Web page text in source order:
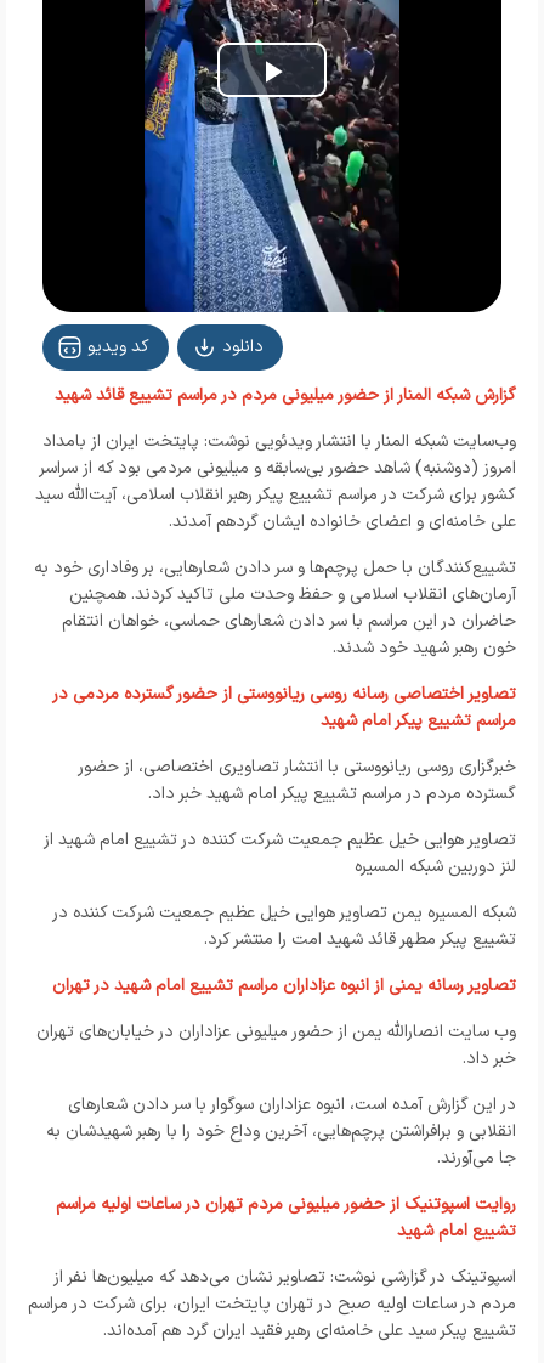
Play
Video
کد ویدیو
دانلود
گزارش شبکه المنار از حضور میلیونی مردم در مراسم تشییع قائد شهید
وب‌سایت شبکه المنار با انتشار ویدئویی نوشت: پایتخت ایران از بامداد
امروز (دوشنبه) شاهد حضور بی‌سابقه و میلیونی مردمی بود که از سراسر
کشور برای شرکت در مراسم تشییع پیکر رهبر انقلاب اسلامی، آیت‌الله سید
علی خامنه‌ای و اعضای خانواده ایشان گردهم آمدند.
تشییع‌کنندگان با حمل پرچم‌ها و سر دادن شعارهایی، بر وفاداری خود به
آرمان‌های انقلاب اسلامی و حفظ وحدت ملی تاکید کردند. همچنین
حاضران در این مراسم با سر دادن شعارهای حماسی، خواهان انتقام
خون رهبر شهید خود شدند.
تصاویر اختصاصی رسانه روسی ریانووستی از حضور گسترده مردمی در
مراسم تشییع پیکر امام شهید
خبرگزاری روسی ریانووستی با انتشار تصاویری اختصاصی، از حضور
گسترده مردم در مراسم تشییع پیکر امام شهید خبر داد.
تصاویر هوایی خیل عظیم جمعیت شرکت کننده در تشییع امام شهید از
لنز دوربین شبکه المسیره
شبکه المسیره یمن تصاویر هوایی خیل عظیم جمعیت شرکت کننده در
تشییع پیکر مطهر قائد شهید امت را منتشر کرد.
تصاویر رسانه یمنی از انبوه عزاداران مراسم تشییع امام شهید در تهران
وب سایت انصارالله یمن از حضور میلیونی عزاداران در خیابان‌های تهران
خبر داد.
در این گزارش آمده است، انبوه عزاداران سوگوار با سر دادن شعارهای
انقلابی و برافراشتن پرچم‌هایی، آخرین وداع خود را با رهبر شهیدشان به
جا می‌آورند.
روایت اسپوتنیک از حضور میلیونی مردم تهران در ساعات اولیه مراسم
تشییع امام شهید
اسپوتینک در گزارشی نوشت: تصاویر نشان می‌دهد که میلیون‌ها نفر از
مردم در ساعات اولیه صبح در تهران پایتخت ایران، برای شرکت در مراسم
تشییع پیکر سید علی خامنه‌ای رهبر فقید ایران گرد هم آمده‌اند.